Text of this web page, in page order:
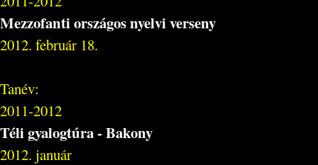
Mezzofanti országos nyelvi verseny
2012. február 18.
Tanév:
2011-2012
Téli gyalogtúra - Bakony
2012. január